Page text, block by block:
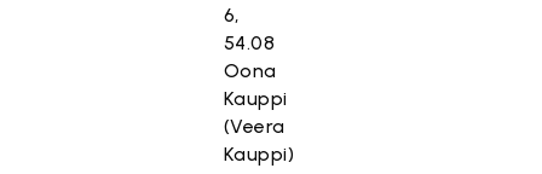
6,
54.08
Oona
Kauppi
(Veera
Kauppi)